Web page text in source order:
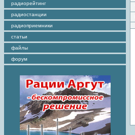
радиорейтинг
радиостанции
радиоприемники
статьи
файлы
форум